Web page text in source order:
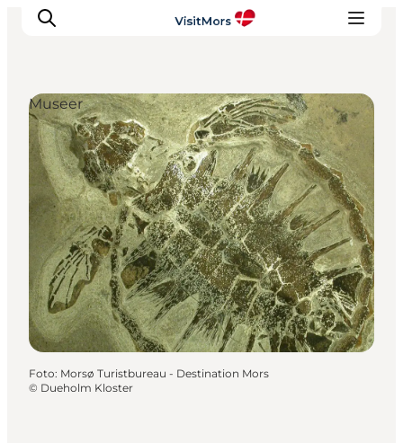
Aktiviteter
Oplevelser
Info om Mors
Overnatning
Pakketure / Ferieophold
Planlæg din tur
Museer
Foto: Morsø Turistbureau - Destination Mors
© Dueholm Kloster